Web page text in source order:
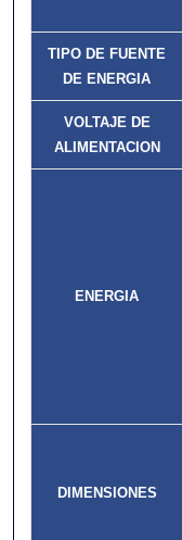
TIPO DE FUENTE
DE ENERGIA
VOLTAJE DE
ALIMENTACION
ENERGIA
DIMENSIONES